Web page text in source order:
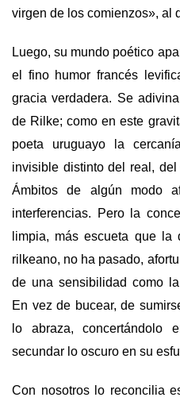
virgen de los comienzos», al
Luego, su mundo poético
el fino humor francés
gracia verdadera. Se
de Rilke; como en este
poeta uruguayo la
invisible distinto del real,
Ámbitos de algún modo
interferencias. Pero la
limpia, más escueta que
rilkeano, no ha pasado,
de una sensibilidad como
En vez de bucear, de
lo abraza, concertándolo
secundar lo oscuro en su
Con nosotros lo reconcilia